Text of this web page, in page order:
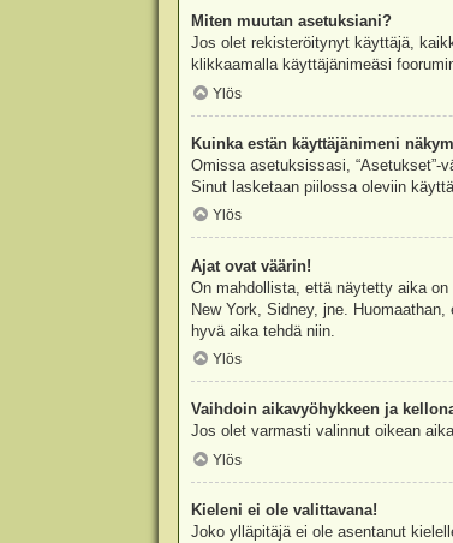
Miten muutan asetuksiani?
Jos olet rekisteröitynyt käyttäjä,
klikkaamalla käyttäjänimeäsi
Ylös
Kuinka estän käyttäjänimeni
Omissa asetuksissasi, “Asetukset”-
Sinut lasketaan piilossa oleviin
Ylös
Ajat ovat väärin!
On mahdollista, että näytetty aika
New York, Sidney, jne.
hyvä aika tehdä niin.
Ylös
Vaihdoin aikavyöhykkeen ja
Jos olet varmasti valinnut oikean
Ylös
Kieleni ei ole valittavana!
Joko ylläpitäjä ei ole asentanut